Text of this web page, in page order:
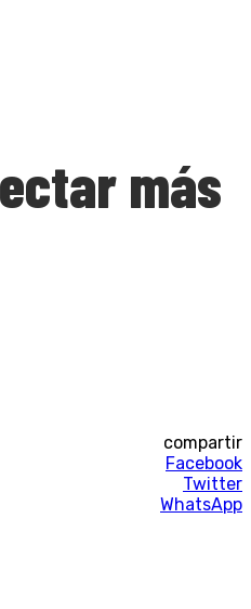
más
compartir
Facebook
Twitter
WhatsApp